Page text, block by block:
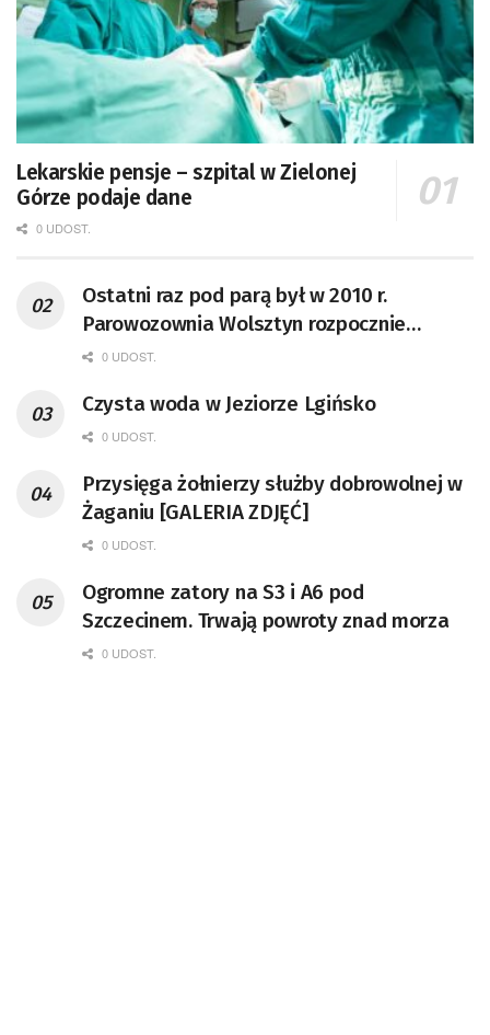
Lekarskie pensje – szpital w Zielonej
Górze podaje dane
0 UDOST.
Ostatni raz pod parą był w 2010 r.
Parowozownia Wolsztyn rozpocznie
remont unikatowego Tr5-65
0 UDOST.
Czysta woda w Jeziorze Lgińsko
0 UDOST.
Przysięga żołnierzy służby dobrowolnej w
Żaganiu [GALERIA ZDJĘĆ]
0 UDOST.
Ogromne zatory na S3 i A6 pod
Szczecinem. Trwają powroty znad morza
0 UDOST.